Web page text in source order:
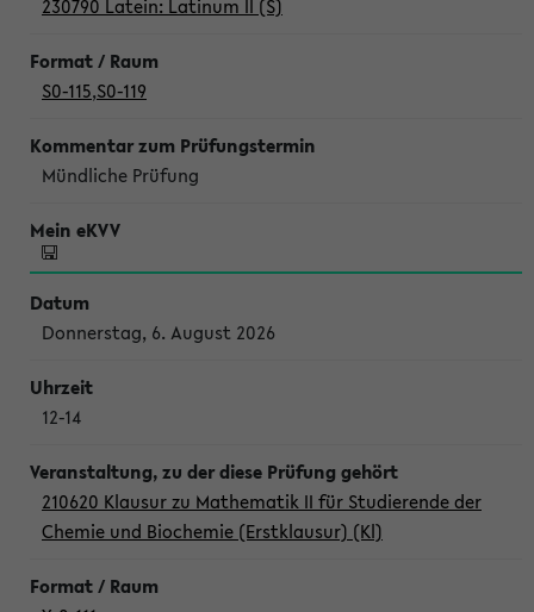
230790 Latein: Latinum II (S)
S0-115,S0-119
Mündliche Prüfung
Donnerstag, 6. August 2026
12-14
210620 Klausur zu Mathematik II für Studierende der
Chemie und Biochemie (Erstklausur) (Kl)